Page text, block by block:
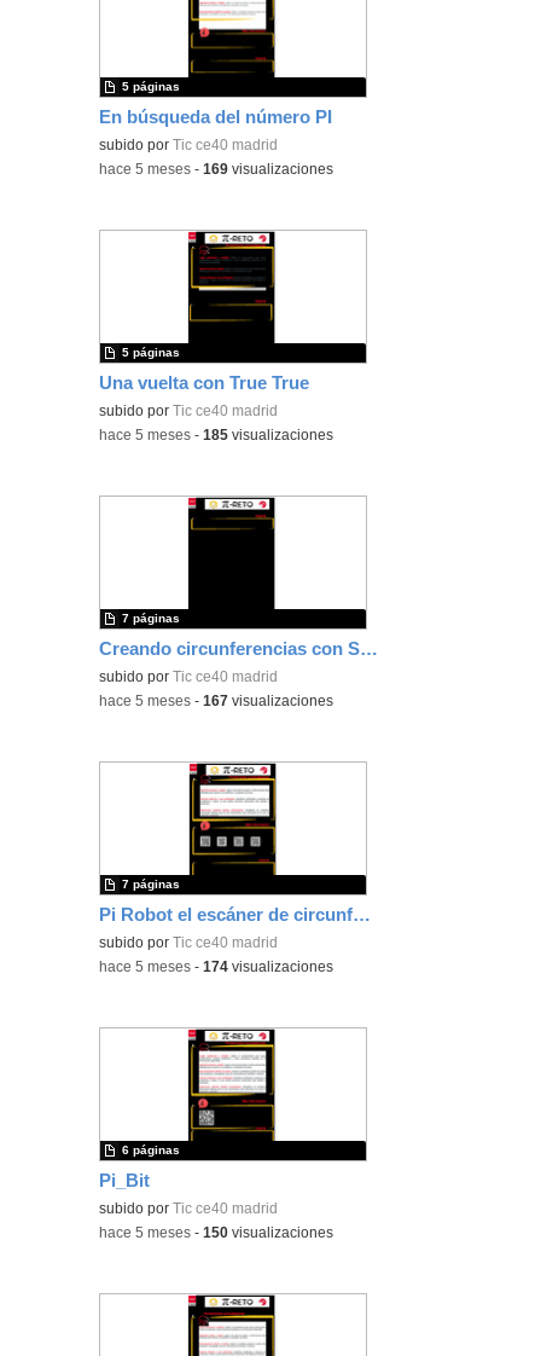
En búsqueda del número PI
subido por Tic ce40 madrid
5 páginas
-hace 5 meses -169 visualizaciones
Una vuelta con True True
subido por Tic ce40 madrid
5 páginas
-hace 5 meses -185 visualizaciones
Creando circunferencias con Scratch
subido por Tic ce40 madrid
7 páginas
-hace 5 meses -167 visualizaciones
Pi Robot el escáner de circunferencias
subido por Tic ce40 madrid
7 páginas
-hace 5 meses -174 visualizaciones
Pi_Bit
subido por Tic ce40 madrid
6 páginas
-hace 5 meses -150 visualizaciones